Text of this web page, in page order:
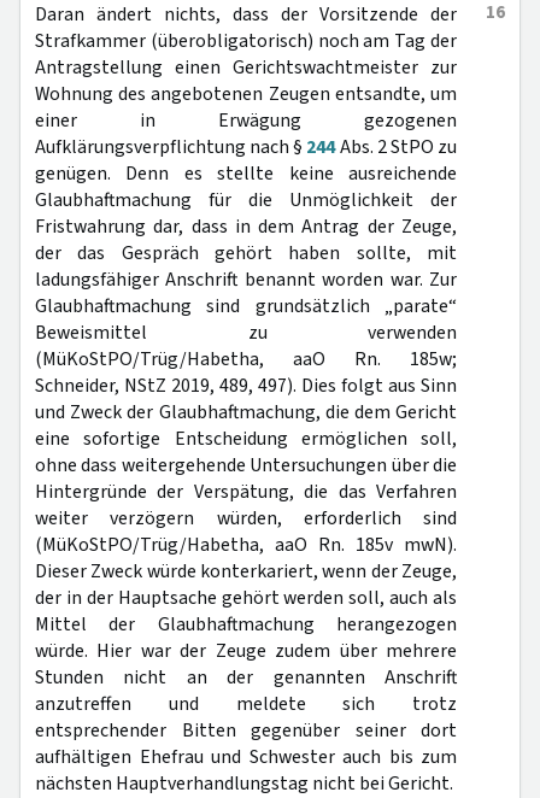
16
Daran ändert nichts, dass der Vorsitzende der
Strafkammer (überobligatorisch) noch am Tag der
Antragstellung einen Gerichtswachtmeister zur
Wohnung des angebotenen Zeugen entsandte, um
einer in Erwägung gezogenen
Aufklärungsverpflichtung nach § 244Abs. 2 StPO zu
genügen. Denn es stellte keine ausreichende
Glaubhaftmachung für die Unmöglichkeit der
Fristwahrung dar, dass in dem Antrag der Zeuge,
der das Gespräch gehört haben sollte, mit
ladungsfähiger Anschrift benannt worden war. Zur
Glaubhaftmachung sind grundsätzlich „parate“
Beweismittel zu verwenden
(MüKoStPO/Trüg/Habetha, aaO Rn. 185w;
Schneider, NStZ 2019, 489, 497). Dies folgt aus Sinn
und Zweck der Glaubhaftmachung, die dem Gericht
eine sofortige Entscheidung ermöglichen soll,
ohne dass weitergehende Untersuchungen über die
Hintergründe der Verspätung, die das Verfahren
weiter verzögern würden, erforderlich sind
(MüKoStPO/Trüg/Habetha, aaO Rn. 185v mwN).
Dieser Zweck würde konterkariert, wenn der Zeuge,
der in der Hauptsache gehört werden soll, auch als
Mittel der Glaubhaftmachung herangezogen
würde. Hier war der Zeuge zudem über mehrere
Stunden nicht an der genannten Anschrift
anzutreffen und meldete sich trotz
entsprechender Bitten gegenüber seiner dort
aufhältigen Ehefrau und Schwester auch bis zum
nächsten Hauptverhandlungstag nicht bei Gericht.